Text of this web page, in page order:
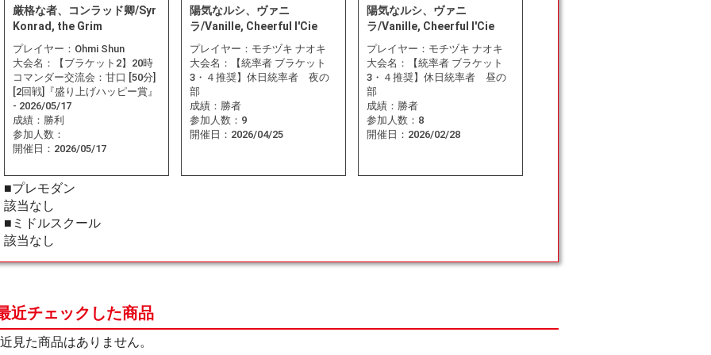
厳格な者、コンラッド卿/Syr
Konrad, the Grim
プレイヤー： Ohmi Shun
大会名：
【ブラケット2】20時
コマンダー交流会：甘口 [50分]
[2回戦]『盛り上げハッピー賞』
- 2026/05/17
成績： 勝利
参加人数：
開催日： 2026/05/17
陽気なルシ、ヴァニ
ラ/Vanille, Cheerful l'Cie
プレイヤー： モチヅキ ナオキ
大会名：
【統率者 ブラケット
3・４推奨】休日統率者 夜の
部
成績： 勝者
参加人数： 9
開催日： 2026/04/25
陽気なルシ、ヴァニ
ラ/Vanille, Cheerful l'Cie
プレイヤー： モチヅキ ナオキ
大会名：
【統率者 ブラケット
3・４推奨】休日統率者 昼の
部
成績： 勝者
参加人数： 8
開催日： 2026/02/28
■プレモダン
該当なし
■ミドルスクール
該当なし
近チェックした商品
見た商品はありません。